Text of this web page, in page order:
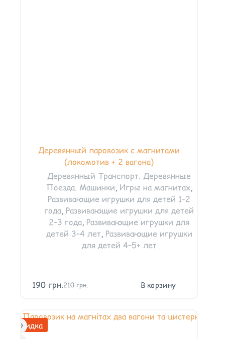
Деревянный паровозик с магнитами
(локомотив + 2 вагона)
Деревянный Транспорт. Деревянные
Поезда. Машинки, Игры на магнитах,
Развивающие игрушки для детей 1-2
года, Развивающие игрушки для детей
2–3 года, Развивающие игрушки для
детей 3–4 лет, Развивающие игрушки
для детей 4–5+ лет
210грн.
190 грн. В корзину
Скидка